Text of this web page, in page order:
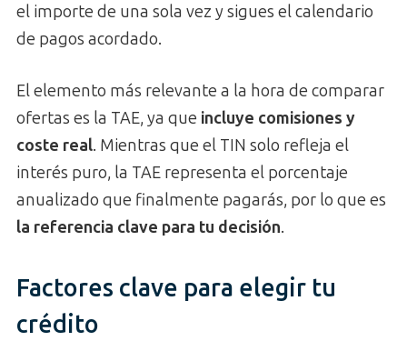
el importe de una sola vez y sigues el calendario
de pagos acordado.
El elemento más relevante a la hora de comparar
ofertas es la TAE, ya que incluye comisiones y
coste real. Mientras que el TIN solo refleja el
interés puro, la TAE representa el porcentaje
anualizado que finalmente pagarás, por lo que es
la referencia clave para tu decisión.
Factores clave para elegir tu
crédito